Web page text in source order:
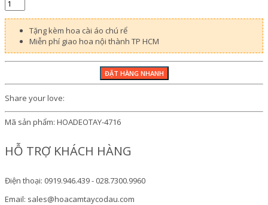
Tặng kèm hoa cài áo chú rể
Miễn phí giao hoa nội thành TP HCM
Share your love:
Mã sản phẩm: HOADEOTAY-4716
HỖ TRỢ KHÁCH HÀNG
Điện thoại: 0919.946.439 - 028.7300.9960
Email: sales@hoacamtaycodau.com